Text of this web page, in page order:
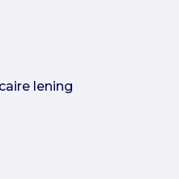
lening